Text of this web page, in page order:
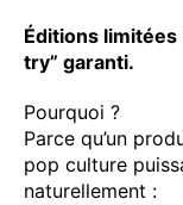
Éditions
try” garanti.
Pourquoi ?
Parce qu’un
pop culture
naturellement :